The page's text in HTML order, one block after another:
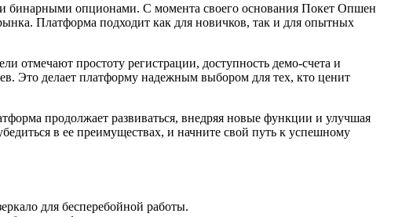
бинарными опционами. С момента своего основания Покет Опшен
Платформа подходит как для новичков, так и для опытных
отмечают простоту регистрации, доступность демо-счета и
Это делает платформу надежным выбором для тех, кто ценит
продолжает развиваться, внедряя новые функции и улучшая
в ее преимуществах, и начните свой путь к успешному
для бесперебойной работы.